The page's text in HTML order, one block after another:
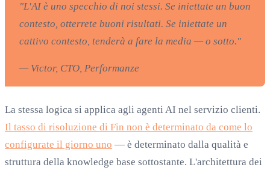
"L'AI è uno specchio di noi stessi. Se iniettate un buon
contesto, otterrete buoni risultati. Se iniettate un
cattivo contesto, tenderà a fare la media — o sotto."
— Victor, CTO, Performanze
La stessa logica si applica agli agenti AI nel servizio clienti.
Il tasso di risoluzione di Fin non è determinato da come lo
configurate il giorno uno — è determinato dalla qualità e
struttura della knowledge base sottostante. L'architettura dei